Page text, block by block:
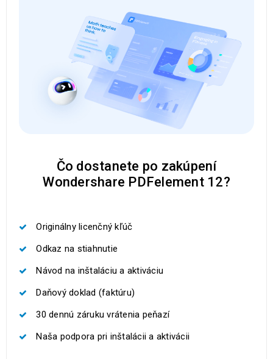
Čo dostanete po zakúpení
Wondershare PDFelement 12?
Originálny licenčný kľúč
Odkaz na stiahnutie
Návod na inštaláciu a aktiváciu
Daňový doklad (faktúru)
30 dennú záruku vrátenia peňazí
Naša podpora pri inštalácii a aktivácii